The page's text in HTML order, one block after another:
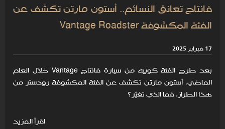
فانتاج تعانق النسائم.. أستون مارتن تكشف عن
الفئة المكشوفة Vantage Roadster
17 فبراير 2025
بعد طرح الفئة كوبيه من سيارة فانتاج Vantage خلال العام
الماضي، أستون مارتن تكشف عن الفئة المكشوفة رودستر من
هذا الطراز. فما الذي تغيّر؟
اقرأ المزيد